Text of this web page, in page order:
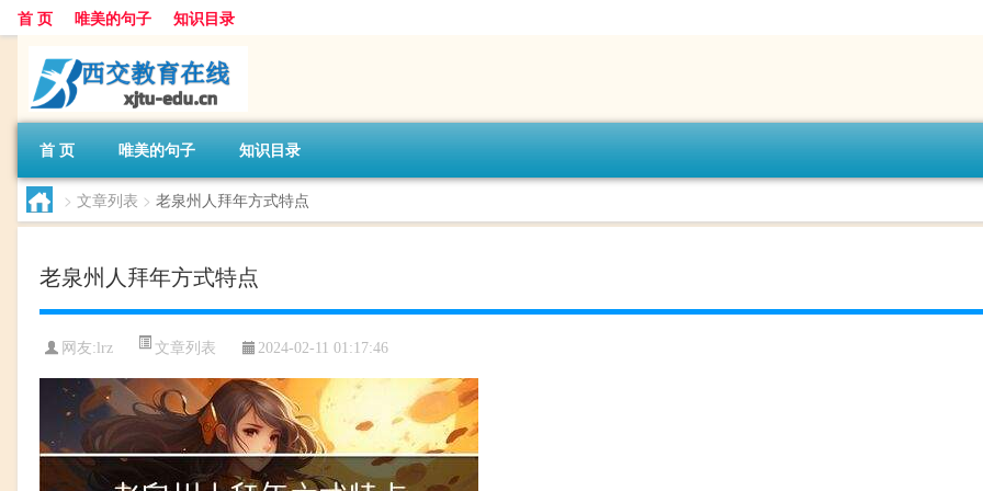
首 页 唯美的句子 知识目录
首 页 唯美的句子 知识目录
> 文章列表 > 老泉州人拜年方式特点
老泉州人拜年方式特点
网友: lrz 文章列表 2024-02-11 01:17:46